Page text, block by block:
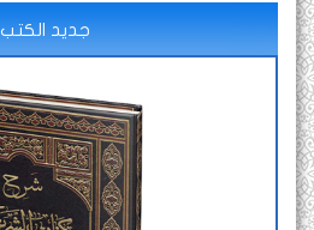
جديد الكتب